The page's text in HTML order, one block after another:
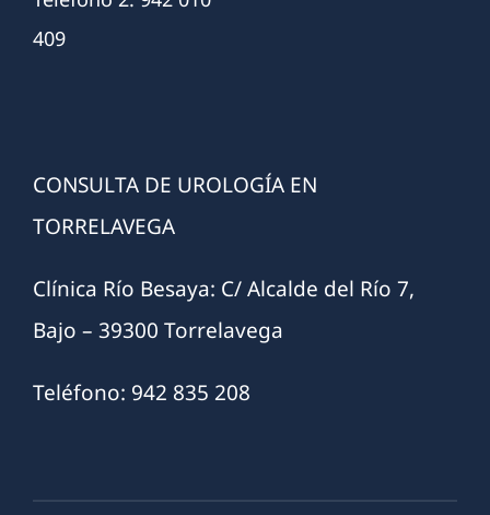
409
CONSULTA DE UROLOGÍA EN
TORRELAVEGA
Clínica Río Besaya: C/ Alcalde del Río 7,
Bajo – 39300 Torrelavega
Teléfono: 942 835 208